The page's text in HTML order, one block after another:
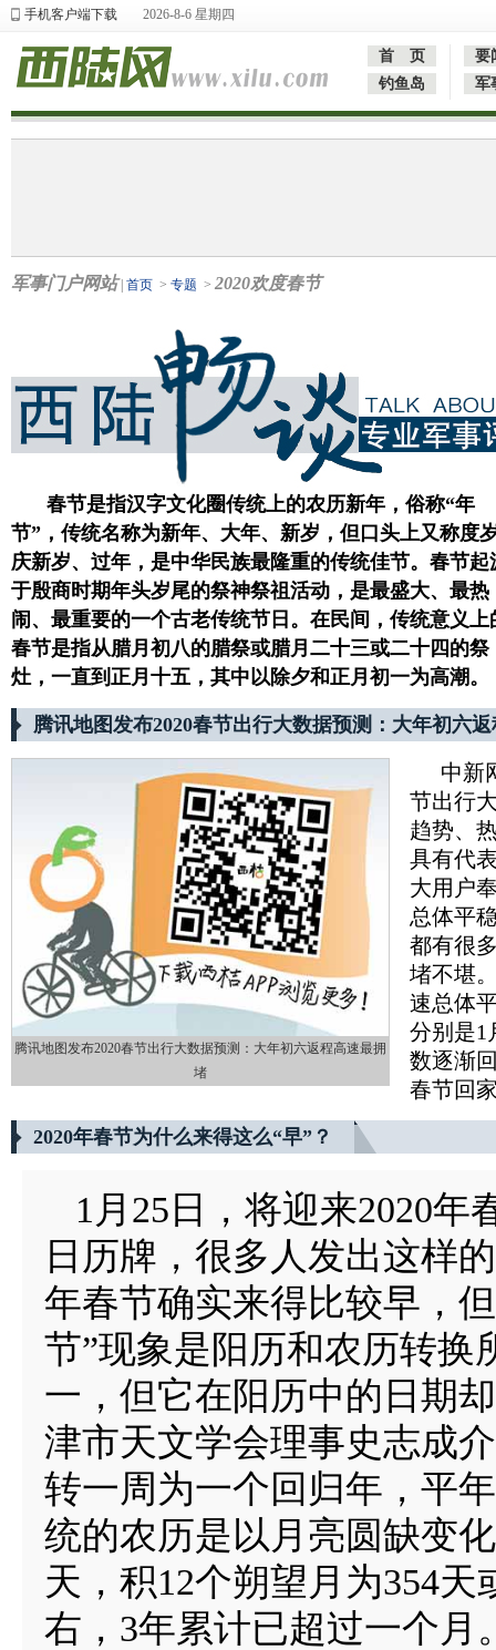
手机客户端下载 2026-8-6 星期四
首 页
钓鱼岛
要
军
军事门户网站| 首页 > 专题 > 2020欢度春节
春节是指汉字文化圈传统上的农历新年，俗称“年
节”，传统名称为新年、大年、新岁，但口头上又称度
庆新岁、过年，是中华民族最隆重的传统佳节。春节起
于殷商时期年头岁尾的祭神祭祖活动，是最盛大、最热
闹、最重要的一个古老传统节日。在民间，传统意义上
春节是指从腊月初八的腊祭或腊月二十三或二十四的祭
灶，一直到正月十五，其中以除夕和正月初一为高潮。
腾讯地图发布2020春节出行大数据预测：大年初六
腾讯地图发布2020春节出行大数据预测：大年初六返程高速最拥
堵
中新
节出行
趋势、
具有代
大用户
总体平
都有很
堵不堪
速总体
分别是1
数逐渐
春节回
2020年春节为什么来得这么“早”？
1月25日，将迎来2020年
日历牌，很多人发出这样
年春节确实来得比较早，
节”现象是阳历和农历转换
一，但它在阳历中的日期
津市天文学会理事史志成
转一周为一个回归年，平
统的农历是以月亮圆缺变
天，积12个朔望月为354
右，3年累计已超过一个